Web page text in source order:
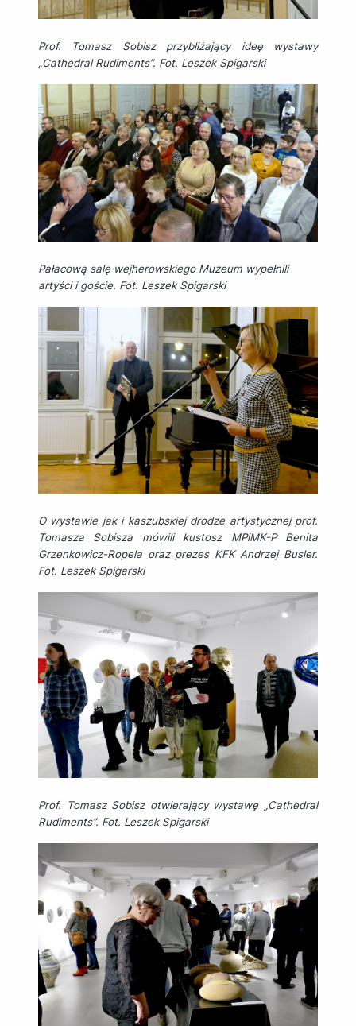
Prof. Tomasz Sobisz przybliżający ideę wystawy
„Cathedral Rudiments”. Fot. Leszek Spigarski
Pałacową salę wejherowskiego Muzeum wypełnili
artyści i goście. Fot. Leszek Spigarski
O wystawie jak i kaszubskiej drodze artystycznej prof.
Tomasza Sobisza mówili kustosz MPiMK-P Benita
Grzenkowicz-Ropela oraz prezes KFK Andrzej Busler.
Fot. Leszek Spigarski
Prof. Tomasz Sobisz otwierający wystawę „Cathedral
Rudiments”. Fot. Leszek Spigarski